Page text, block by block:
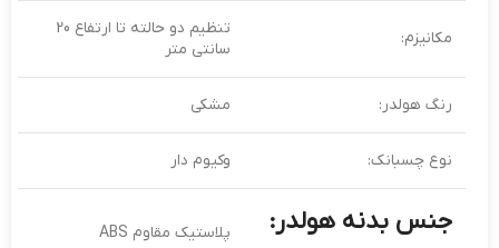
مکانیزم:
تنظیم دو حالته تا ارتفاع 20
سانتی متر
رنگ هولدر: مشکی
نوع چسبانک: وکیوم دار
جنس بدنه هولدر: پلاستیک مقاوم ABS